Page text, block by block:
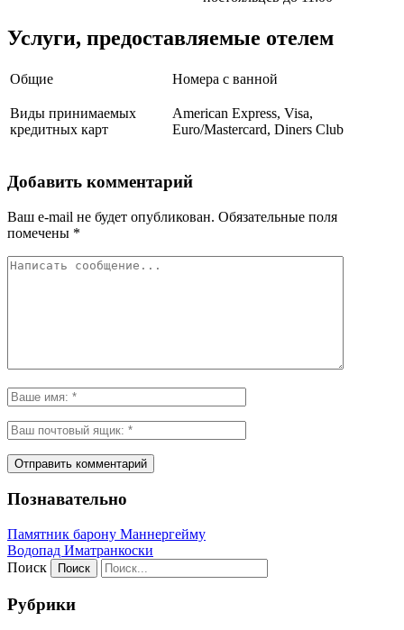
Услуги, предоставляемые отелем
Общие Номера с ванной
Виды принимаемых
кредитных карт
American Express, Visa,
Euro/Mastercard, Diners Club
Добавить комментарий
Ваш e-mail не будет опубликован. Обязательные поля
помечены *
Познавательно
Памятник барону Маннергейму
Водопад Иматранкоски
Поиск
Рубрики